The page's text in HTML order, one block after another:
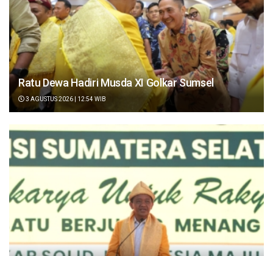
Ratu Dewa Hadiri Musda XI Golkar Sumsel
3 AGUSTUS 2026 | 12:54 WIB